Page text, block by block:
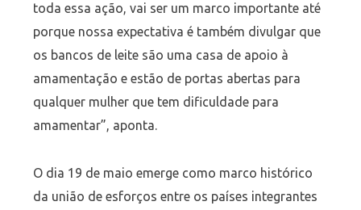
toda essa ação, vai ser um marco importante até
porque nossa expectativa é também divulgar que
os bancos de leite são uma casa de apoio à
amamentação e estão de portas abertas para
qualquer mulher que tem dificuldade para
amamentar”, aponta.
O dia 19 de maio emerge como marco histórico
da união de esforços entre os países integrantes